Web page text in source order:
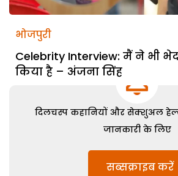
भोजपुरी
Celebrity Interview: मैं ने भी
किया है – अंजना सिंह
दिलचस्प कहानियों और सेक्शुअल
जानकारी के लिए
सब्सक्राइब करें